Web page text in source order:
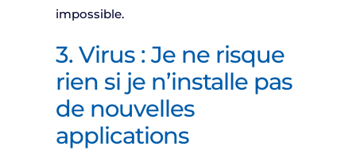
impossible.
3. Virus : Je ne risque
rien si je n’installe pas
de nouvelles
applications